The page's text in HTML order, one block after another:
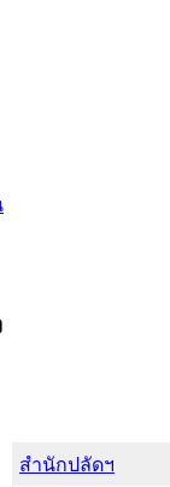
สำนักปลัดฯ